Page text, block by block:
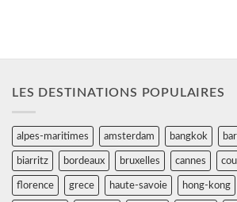
LES DESTINATIONS POPULAIRES
alpes-maritimes amsterdam bangkok
biarritz bordeaux bruxelles cannes
florence grece haute-savoie hong-kong